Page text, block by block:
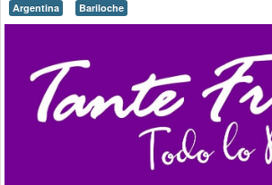
Argentina Bariloche